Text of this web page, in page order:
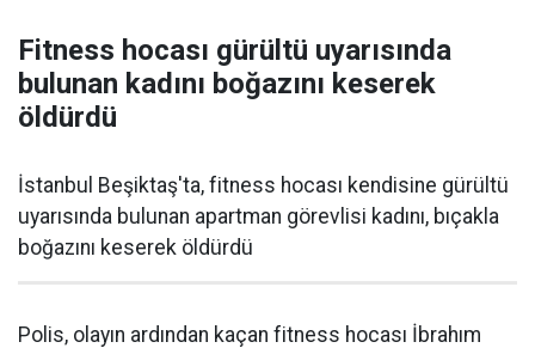
Fitness hocası gürültü uyarısında
bulunan kadını boğazını keserek
öldürdü
İstanbul Beşiktaş'ta, fitness hocası kendisine gürültü
uyarısında bulunan apartman görevlisi kadını, bıçakla
boğazını keserek öldürdü
Polis, olayın ardından kaçan fitness hocası İbrahım